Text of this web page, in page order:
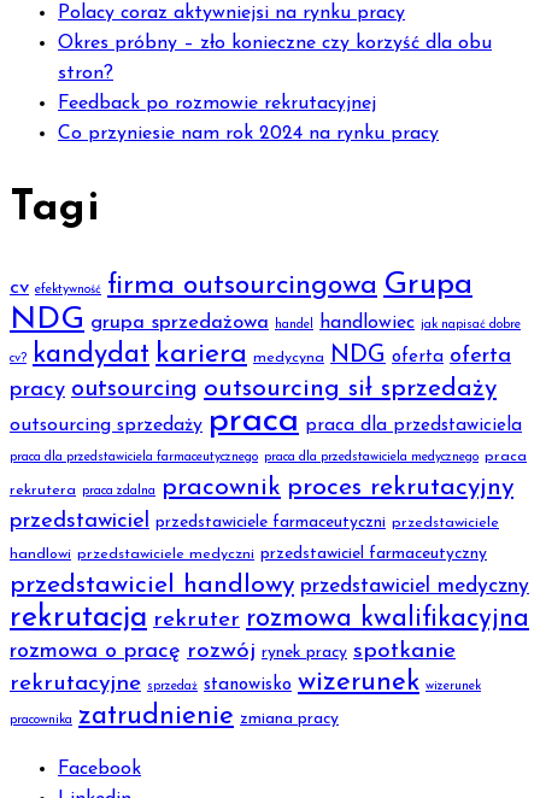
Polacy coraz aktywniejsi na rynku pracy
Okres próbny – zło konieczne czy korzyść dla obu
stron?
Feedback po rozmowie rekrutacyjnej
Co przyniesie nam rok 2024 na rynku pracy
Tagi
cv efektywność firma outsourcingowa Grupa
NDG grupa sprzedażowa handel handlowiec jak napisać dobre
cv? kandydat kariera medycyna NDG oferta oferta
pracy outsourcing outsourcing sił sprzedaży
outsourcing sprzedaży praca praca dla przedstawiciela
praca dla przedstawiciela farmaceutycznego praca dla przedstawiciela medycznego praca
rekrutera praca zdalna pracownik proces rekrutacyjny
przedstawiciel przedstawiciele farmaceutyczni przedstawiciele
handlowi przedstawiciele medyczni przedstawiciel farmaceutyczny
przedstawiciel handlowy przedstawiciel medyczny
rekrutacja rekruter rozmowa kwalifikacyjna
rozmowa o pracę rozwój rynek pracy spotkanie
rekrutacyjne sprzedaż stanowisko wizerunek wizerunek
pracownika zatrudnienie zmiana pracy
Facebook